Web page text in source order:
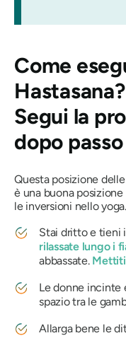
Come
Hastasana?
Segui la
dopo passo
Questa posizione
è una buona
le inversioni nello yoga.
Stai dritto e tieni
rilassate lungo i
abbassate. Mettiti
Le donne incinte
spazio tra le
Allarga bene le